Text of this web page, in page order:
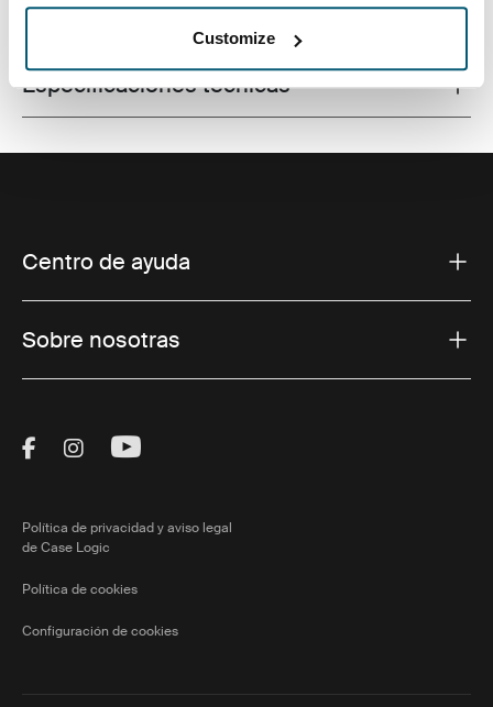
Customize
Todas las características
Especificaciones técnicas
Centro de ayuda
Sobre nosotras
Visit Thule on Facebook (external link)
Visit Thule on Instagram (external link)
Visit Thule on Youtube (external
Política de privacidad y aviso legal
de Case Logic
Política de cookies
Configuración de cookies